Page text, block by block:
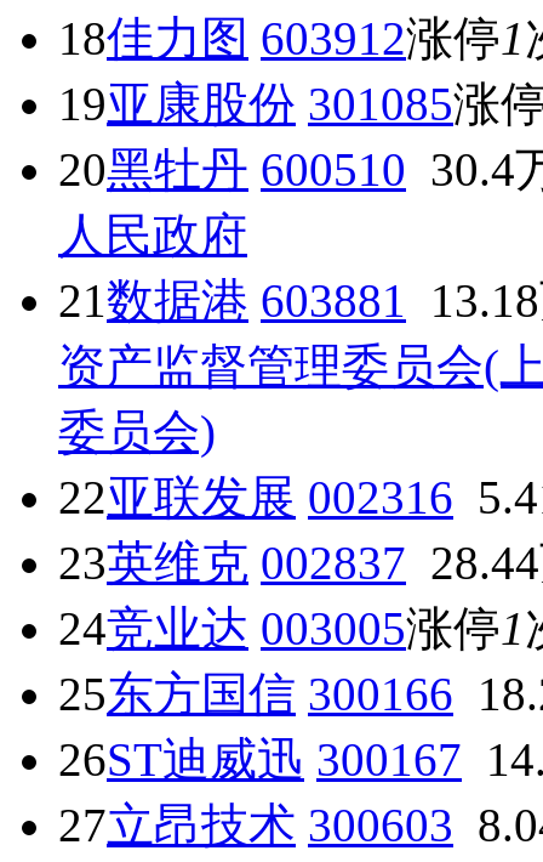
18佳力图 603912涨停1
19亚康股份 301085涨
20黑牡丹 600510 30.4
人民政府
21数据港 603881
资产监督管理委员会(
委员会)
22亚联发展 002316
23英维克 002837
24竞业达 003005涨停1
25东方国信 300166
26ST迪威迅 300167
27立昂技术 300603